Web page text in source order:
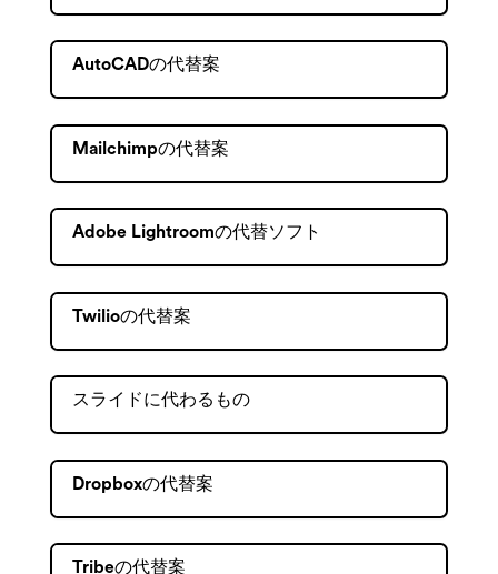
AutoCADの代替案
Mailchimpの代替案
Adobe Lightroomの代替ソフト
Twilioの代替案
スライドに代わるもの
Dropboxの代替案
Tribeの代替案